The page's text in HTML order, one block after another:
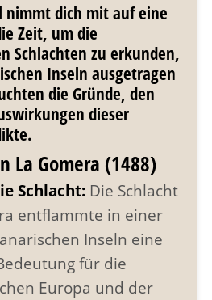
nimmt dich mit auf eine
Zeit, um die
Schlachten zu erkunden,
Inseln ausgetragen
die Gründe, den
dieser
La Gomera (1488)
Schlacht:Die Schlacht
entflammte in einer
Inseln eine
für die
Europa und der